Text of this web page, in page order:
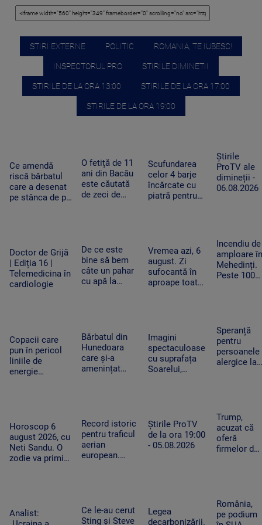
STIRI EXTERNE POLITIC ROMANIA, TE IUBESC!
INSPECTORUL PRO STIRILE DIMINETII
STIRILE DE LA ORA 13:00 STIRILE DE LA ORA 17:00
STIRILE DE LA ORA 19:00
Ce amendă
riscă bărbatul
care a desenat
pe stânca de pe
O fetiță de 11
ani din Bacău
este căutată
de zeci de
de acasă
Scufundarea
celor 4 barje
încărcate cu
piatră pentru
Știrile
ProTV ale
dimineții -
06.08.2026
Doctor de Grijă
| Ediția 16 |
Telemedicina în
cardiologie
De ce este
bine să bem
câte un pahar
cu apă la
organismul să
funcționeze
Vremea azi, 6
august. Zi
sufocantă în
aproape toată
zone
Incendiu de
amploare în
Mehedinți.
Peste 100
fost
mistuite de
flăcări
Copacii care
pun în pericol
liniile de
energie
curent din iarnă
Bărbatul din
Hunedoara
care și-a
amenințat
am vrut să fac
rău”
Imagini
spectaculoase
cu suprafața
Soarelui,
performant
telescop solar
din lume
Speranță
pentru
persoanele
alergice la
care nu mai
provoacă
alergii
Horoscop 6
august 2026, cu
Neti Sandu. O
zodie va primi
Record istoric
pentru traficul
aerian
european.
România
Știrile ProTV
de la ora 19:00
- 05.08.2026
Trump,
acuzat că
oferă
firmelor de
postările
care pot
mișca
Analist:
Ce le-au cerut
Sting și Steve
Legea
decarbonizării.
România,
pe podium